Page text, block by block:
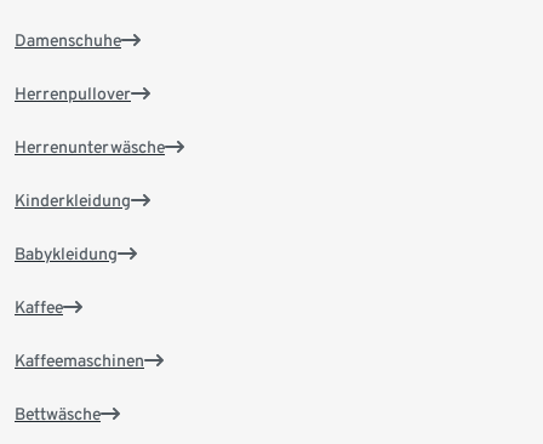
Damenschuhe
Herrenpullover
Herrenunterwäsche
Kinderkleidung
Babykleidung
Kaffee
Kaffeemaschinen
Bettwäsche